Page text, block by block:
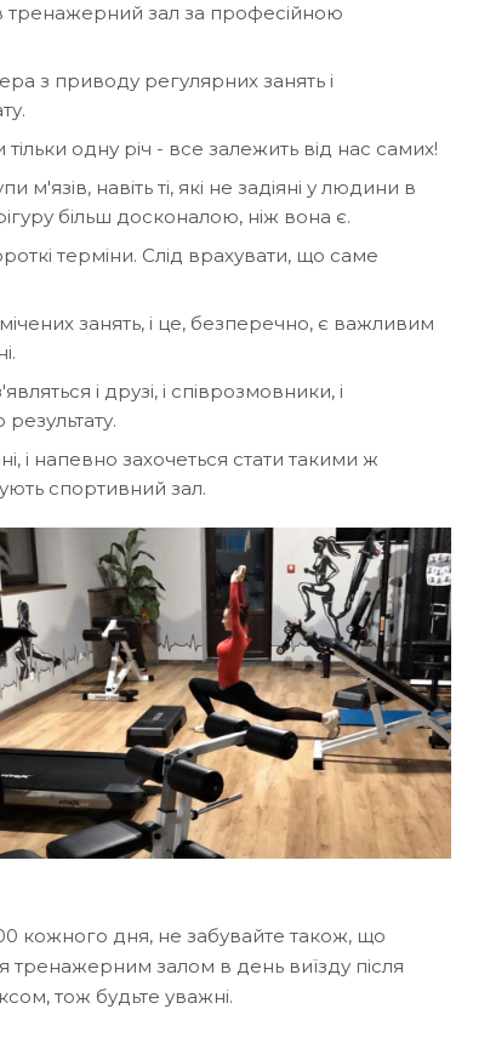
тренажерний зал за професійною
з приводу регулярних занять і
одну річ - все залежить від нас самих!
м'язів, навіть ті, які не задіяні у людини в
більш досконалою, ніж вона є.
терміни. Слід врахувати, що саме
занять, і це, безперечно, є важливим
і друзі, і співрозмовники, і
і напевно захочеться стати такими ж
спортивний зал.
кожного дня, не забувайте також, що
тренажерним залом в день виїзду після
тож будьте уважні.